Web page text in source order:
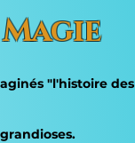
"l'histoire des